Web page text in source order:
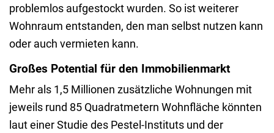
problemlos aufgestockt wurden. So ist weiterer
Wohnraum entstanden, den man selbst nutzen kann
oder auch vermieten kann.
Großes Potential für den Immobilienmarkt
Mehr als 1,5 Millionen zusätzliche Wohnungen mit
jeweils rund 85 Quadratmetern Wohnfläche könnten
laut einer Studie des Pestel-Instituts und der